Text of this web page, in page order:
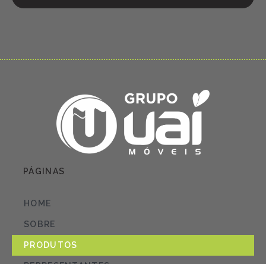
PÁGINAS
HOME
SOBRE
PRODUTOS